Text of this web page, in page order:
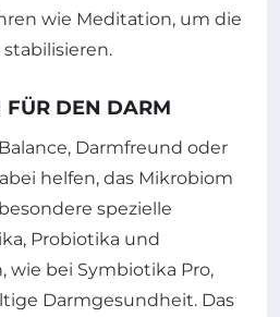
wie Meditation, um die
FÜR DEN DARM
Darmfreund oder
helfen, das Mikrobiom
spezielle
Probiotika und
wie bei Symbiotika Pro,
Darmgesundheit. Das